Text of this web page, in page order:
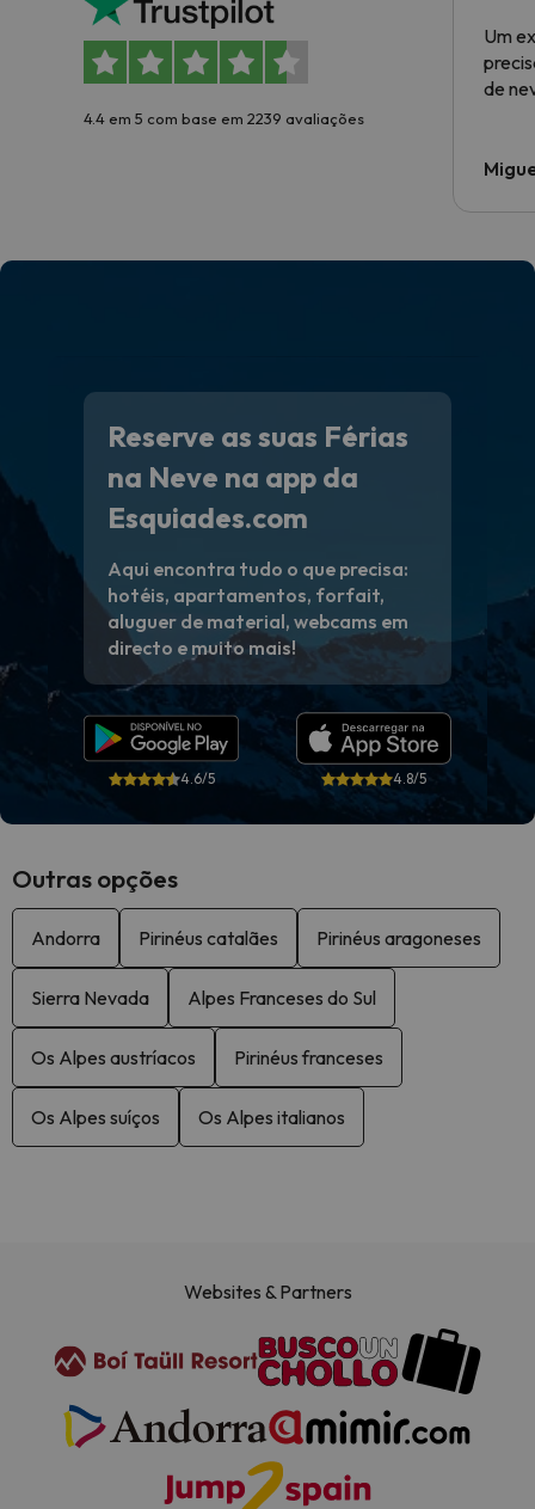
4.4 em 5 com base em 2239 avaliações
Um
de
Reserve as suas Férias
na Neve na app da
Esquiades.com
Aqui encontra tudo o que precisa:
hotéis, apartamentos, forfait,
aluguer de material, webcams em
directo e muito mais!
4.6/5 4.8/5
Outras opções
Andorra Pirinéus catalães Pirinéus aragoneses
Sierra Nevada Alpes Franceses do Sul
Os Alpes austríacos Pirinéus franceses
Os Alpes suíços Os Alpes italianos
Websites & Partners